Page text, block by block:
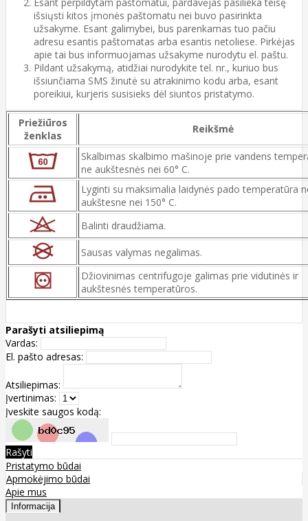
išsiųsti kitos įmonės paštomatu nei buvo pasirinkta
užsakyme. Esant galimybei, bus parenkamas tuo pačiu
adresu esantis paštomatas arba esantis netoliese. Pirkėjas
apie tai bus informuojamas užsakyme nurodytu el. paštu.
Pildant užsakymą, atidžiai nurodykite tel. nr., kuriuo bus
išsiunčiama SMS žinutė su atrakinimo kodu arba, esant
poreikiui, kurjeris susisieks dėl siuntos pristatymo.
Priežiūros
ženklas
Reikšmė
Skalbimas skalbimo mašinoje prie vandens
ne aukštesnės nei 60° C.
Lyginti su maksimalia laidynės pado temperatūra
aukštesne nei 150° C.
Balinti draudžiama.
Sausas valymas negalimas.
Džiovinimas centrifugoje galimas prie vidutinės ir
aukštesnės temperatūros.
Parašyti atsiliepimą
Vardas:
El. pašto adresas:
Atsiliepimas:
Įvertinimas:
Įveskite saugos kodą:
Rašyti
Pristatymo būdai
Apmokėjimo būdai
Apie mus
Informacija